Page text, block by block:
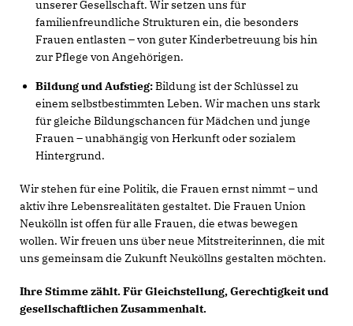
unserer Gesellschaft. Wir setzen uns für
familienfreundliche Strukturen ein, die besonders
Frauen entlasten – von guter Kinderbetreuung bis hin
zur Pflege von Angehörigen.
Bildung und Aufstieg:Bildung ist der Schlüssel zu
einem selbstbestimmten Leben. Wir machen uns stark
für gleiche Bildungschancen für Mädchen und junge
Frauen – unabhängig von Herkunft oder sozialem
Hintergrund.
Wir stehen für eine Politik, die Frauen ernst nimmt – und
aktiv ihre Lebensrealitäten gestaltet. Die Frauen Union
Neukölln ist offen für alle Frauen, die etwas bewegen
wollen. Wir freuen uns über neue Mitstreiterinnen, die mit
uns gemeinsam die Zukunft Neuköllns gestalten möchten.
Ihre Stimme zählt. Für Gleichstellung, Gerechtigkeit und
gesellschaftlichen Zusammenhalt.